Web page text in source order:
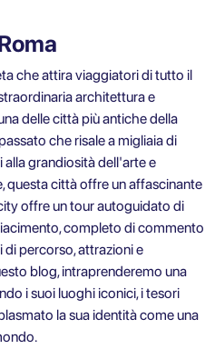
che attira viaggiatori di tutto il
architettura e
delle città più antiche della
che risale a migliaia di
alla grandiosità dell'arte e
questa città offre un affascinante
offre un tour autoguidato di
completo di commento
percorso, attrazioni e
blog, intraprenderemo una
i suoi luoghi iconici, i tesori
la sua identità come una